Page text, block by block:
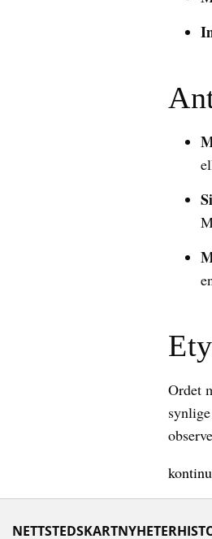
Ordet
NETTSTEDSKARTNYHETER